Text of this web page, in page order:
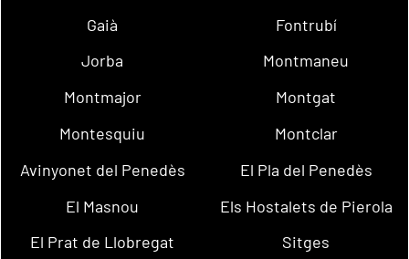
Gaià
Fontrubí
Jorba
Montmaneu
Montmajor
Montgat
Montesquiu
Montclar
Avinyonet del Penedès
El Pla del Penedès
El Masnou
Els Hostalets de Pierola
El Prat de Llobregat
Sitges